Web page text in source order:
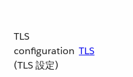
TLS
configuration
(TLS 設定)
TLS